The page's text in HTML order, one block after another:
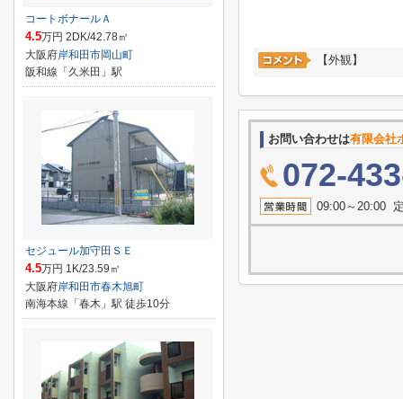
【外観】
お問い合わせは有限会社
072-
09:00～20:00
コートボナールＡ
4.5万円 2DK/42.78㎡
大阪府岸和田市岡山町
阪和線「久米田」駅
セジュール加守田ＳＥ
4.5万円 1K/23.59㎡
大阪府岸和田市春木旭町
南海本線「春木」駅 徒歩10分